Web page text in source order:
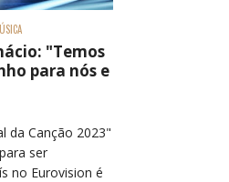
"Temos
para nós e
da Canção 2023"
ser
no Eurovision é